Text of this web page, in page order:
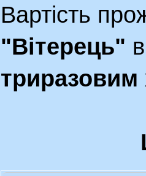
Вартість
"Вітерець"